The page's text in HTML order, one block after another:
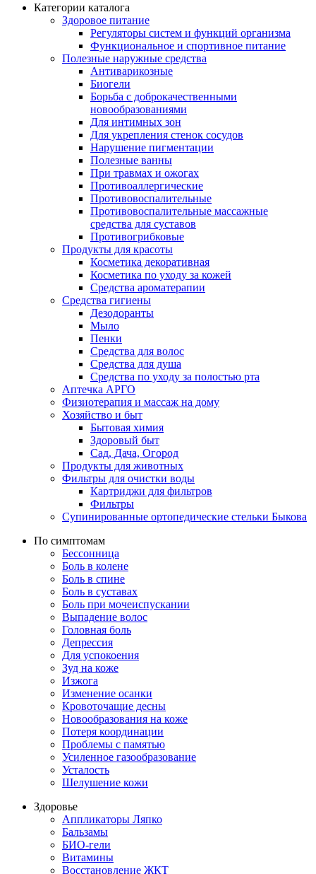
Категории каталога
Здоровое питание
Регуляторы систем и функций организма
Функциональное и спортивное питание
Полезные наружные средства
Антиварикозные
Биогели
Борьба с доброкачественными
новообразованиями
Для интимных зон
Для укрепления стенок сосудов
Нарушение пигментации
Полезные ванны
При травмах и ожогах
Противоаллергические
Противовоспалительные
Противовоспалительные массажные
средства для суставов
Противогрибковые
Продукты для красоты
Косметика декоративная
Косметика по уходу за кожей
Средства ароматерапии
Средства гигиены
Дезодоранты
Мыло
Пенки
Средства для волос
Средства для душа
Средства по уходу за полостью рта
Аптечка АРГО
Физиотерапия и массаж на дому
Хозяйство и быт
Бытовая химия
Здоровый быт
Сад, Дача, Огород
Продукты для животных
Фильтры для очистки воды
Картриджи для фильтров
Фильтры
Супинированные ортопедические стельки Быкова
По симптомам
Бессонница
Боль в колене
Боль в спине
Боль в суставах
Боль при мочеиспускании
Выпадение волос
Головная боль
Депрессия
Для успокоения
Зуд на коже
Изжога
Изменение осанки
Кровоточащие десны
Новообразования на коже
Потеря координации
Проблемы с памятью
Усиленное газообразование
Усталость
Шелушение кожи
Здоровье
Аппликаторы Ляпко
Бальзамы
БИО-гели
Витамины
Восстановление ЖКТ